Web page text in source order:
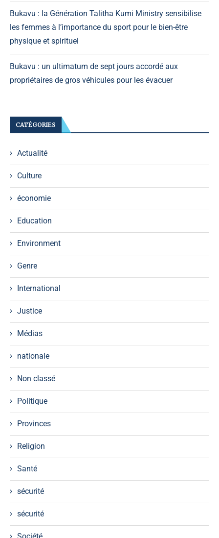
Bukavu : la Génération Talitha Kumi Ministry sensibilise
les femmes à l’importance du sport pour le bien-être
physique et spirituel
Bukavu : un ultimatum de sept jours accordé aux
propriétaires de gros véhicules pour les évacuer
CATÉGORIES
Actualité
Culture
économie
Education
Environment
Genre
International
Justice
Médias
nationale
Non classé
Politique
Provinces
Religion
Santé
sécurité
sécurité